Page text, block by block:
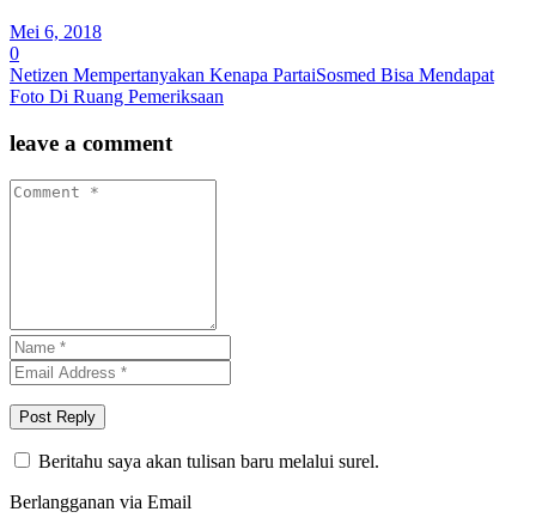
Mei 6, 2018
0
Netizen Mempertanyakan Kenapa PartaiSosmed Bisa Mendapat
Foto Di Ruang Pemeriksaan
leave a comment
Beritahu saya akan tulisan baru melalui surel.
Berlangganan via Email